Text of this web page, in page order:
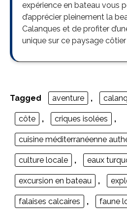
expérience en bateau vous
d’apprécier pleinement la
Calanques et de profiter
unique sur ce paysage
Tagged aventure ,
côte , criques isolées ,
cuisine méditerranéenne
culture locale , eaux
excursion en bateau ,
falaises calcaires , faune